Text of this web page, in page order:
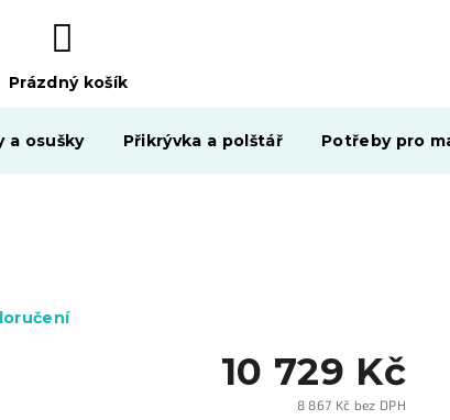
NÁKUPNÍ
KOŠÍK
Prázdný košík
a osušky Přikrývka a polštář Potřeby pro
10 729 Kč
8 867 Kč bez DPH